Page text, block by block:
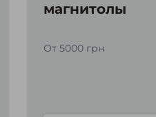
магнитолы
От 5000 грн